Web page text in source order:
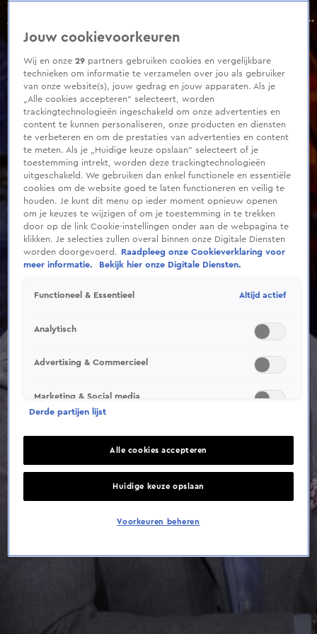
Kan het gevecht van Gerard Joling juridische gevolgen krijgen?
Aflevering 109, Seizoen 2026
of
Jouw cookievoorkeuren
Wij en onze29 partners gebruiken cookies en vergelijkbare
technieken om informatie te verzamelen over jou als gebruiker
van onze website(s), jouw gedrag en jouw apparaten. Als je
„Alle cookies accepteren” selecteert, worden
trackingtechnologieën ingeschakeld om onze advertenties en
content te kunnen personaliseren, onze producten en diensten
te verbeteren en om de prestaties van advertenties en content
te meten. Als je „Huidige keuze opslaan” selecteert of je
toestemming intrekt, worden deze trackingtechnologieën
uitgeschakeld. We gebruiken dan enkel functionele en essentiële
cookies om de website goed te laten functioneren en veilig te
houden. Je kunt dit menu op ieder moment opnieuw openen
om je keuzes te wijzigen of om je toestemming in te trekken
door op de link Cookie-instellingen onder aan de webpagina te
klikken. Je selecties zullen overal binnen onze Digitale Diensten
worden doorgevoerd.
Raadpleeg onze Cookieverklaring voor
meer informatie.
Bekijk hier onze Digitale Diensten.
Functioneel & Essentieel Altijd actief
Analytisch
Advertising & Commercieel
Marketing & Social media
Derde partijen lijst
Alle cookies accepteren
Huidige keuze opslaan
Voorkeuren beheren